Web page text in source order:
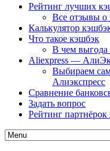
Рейтинг лучших
Все отзывы о
Калькулятор
Что такое кэшбэк
В чем выгода
Aliexpress —
Выбираем
Алиэкспресс
Сравнение
Задать вопрос
Рейтинг партнёрок